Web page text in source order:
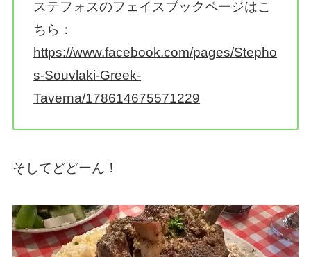
ステフォスのフェイスブックページはこ
ちら：
https://www.facebook.com/pages/Stepho
s-Souvlaki-Greek-
Taverna/178614675571229
そしてどどーん！